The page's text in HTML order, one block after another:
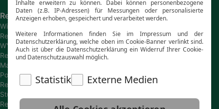
Reiseanbieter
Wikinger
Reisen
WYLDAWAY
Reisen
Marco
Polo
Reisen
Studiosus
Reisen